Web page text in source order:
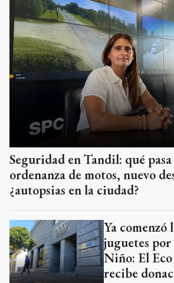
Seguridad en Tandil: qué
ordenanza de motos, nuevo
¿autopsias en la ciudad?
Ya comenzó
juguetes
Niño: El
recibe